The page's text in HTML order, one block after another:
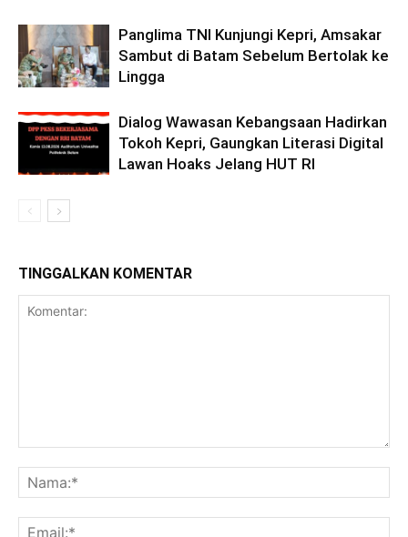
Panglima TNI Kunjungi Kepri, Amsakar
Sambut di Batam Sebelum Bertolak ke
Lingga
Dialog Wawasan Kebangsaan Hadirkan
Tokoh Kepri, Gaungkan Literasi Digital
Lawan Hoaks Jelang HUT RI
TINGGALKAN KOMENTAR